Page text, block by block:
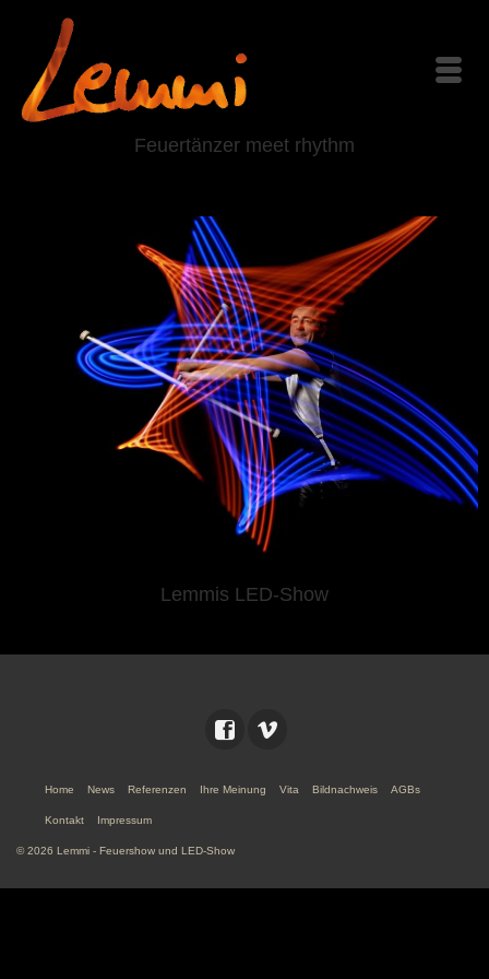
Feuertänzer meet rhythm
Lemmis LED-Show
Home News Referenzen Ihre Meinung Vita Bildnachweis AGBs
Kontakt Impressum
© 2026 Lemmi - Feuershow und LED-Show